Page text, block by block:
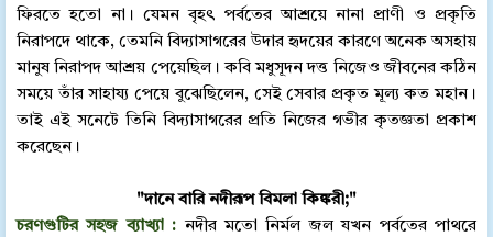
ফিরতে হতো না। যেমন বৃহৎ পর্বতের আশ্রয়ে নানা প্রাণী ও প্রকৃতি
নিরাপদে থাকে, তেমনি বিদ্যাসাগরের উদার হৃদয়ের কারণে অনেক অসহায়
মানুষ নিরাপদ আশ্রয় পেয়েছিল। কবি মধুসূদন দত্ত নিজেও জীবনের কঠিন
সময়ে তাঁর সাহায্য পেয়ে বুঝেছিলেন, সেই সেবার প্রকৃত মূল্য কত মহান।
তাই এই সনেটে তিনি বিদ্যাসাগরের প্রতি নিজের গভীর কৃতজ্ঞতা প্রকাশ
করেছেন।
"দানে বারি নদীরূপ বিমলা কিঙ্করী;"
চরণগুটির সহজ ব্যাখ্যা : নদীর মতো নির্মল জল যখন পর্বতের পাথরে